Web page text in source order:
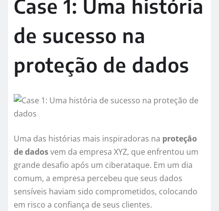
Case 1: Uma história
de sucesso na
proteção de dados
Uma das histórias mais inspiradoras na proteção
de dadosvem da empresa XYZ, que enfrentou um
grande desafio após um ciberataque. Em um dia
comum, a empresa percebeu que seus dados
sensíveis haviam sido comprometidos, colocando
em risco a confiança de seus clientes.